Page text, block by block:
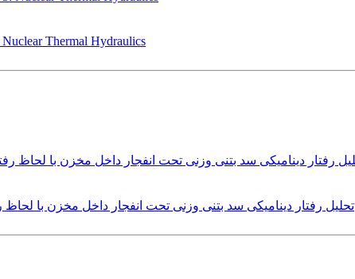
Thermal Hydraulics
تحلیل رفتار دینامیکی سد بتنی وزنی تحت انفجار داخل مخزن با